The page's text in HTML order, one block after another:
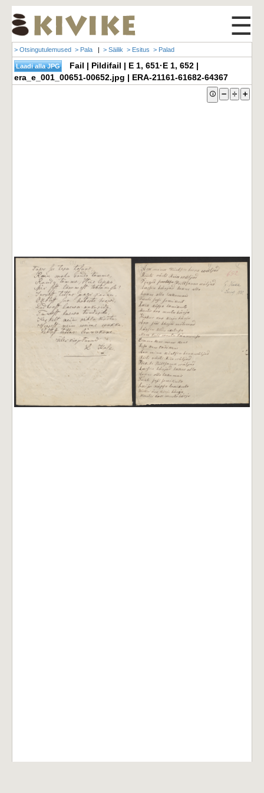
☰
> Otsingutulemused > Pala | > Säilik > Esitus > Palad
Fail | Pildifail | E 1, 651·E 1, 652 |
era_e_001_00651-00652.jpg | ERA-21161-61682-64367